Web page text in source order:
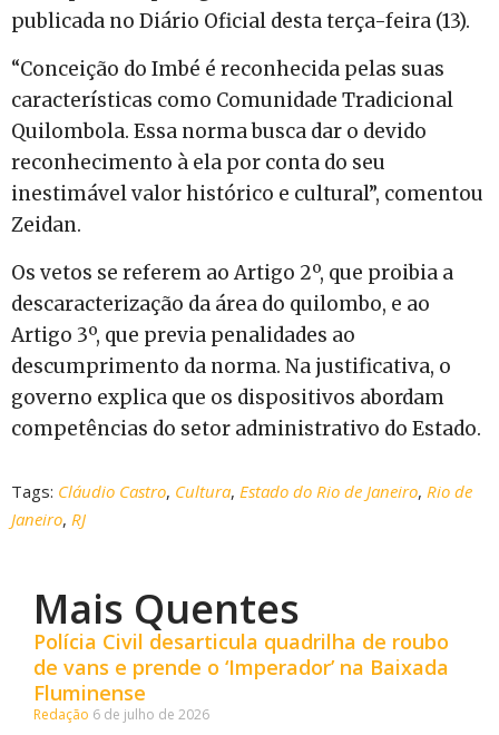
publicada no Diário Oficial desta terça-feira (13).
“Conceição do Imbé é reconhecida pelas suas
características como Comunidade Tradicional
Quilombola. Essa norma busca dar o devido
reconhecimento à ela por conta do seu
inestimável valor histórico e cultural”, comentou
Zeidan.
Os vetos se referem ao Artigo 2º, que proibia a
descaracterização da área do quilombo, e ao
Artigo 3º, que previa penalidades ao
descumprimento da norma. Na justificativa, o
governo explica que os dispositivos abordam
competências do setor administrativo do Estado.
Tags: Cláudio Castro, Cultura, Estado do Rio de Janeiro, Rio de
Janeiro, RJ
Mais Quentes
Polícia Civil desarticula quadrilha de roubo
de vans e prende o ‘Imperador’ na Baixada
Fluminense
Redação 6 de julho de 2026